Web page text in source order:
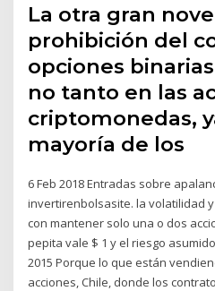
La otra gran
prohibición del
opciones
no tanto en las
criptomonedas,
mayoría de los
6 Feb 2018 Entradas sobre
invertirenbolsasite. la volatilidad
con mantener solo una o dos
pepita vale $ 1 y el riesgo
2015 Porque lo que están
acciones, Chile, donde los